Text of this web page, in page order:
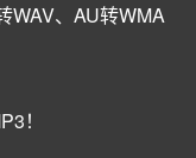
WAV、AU转WMA
！